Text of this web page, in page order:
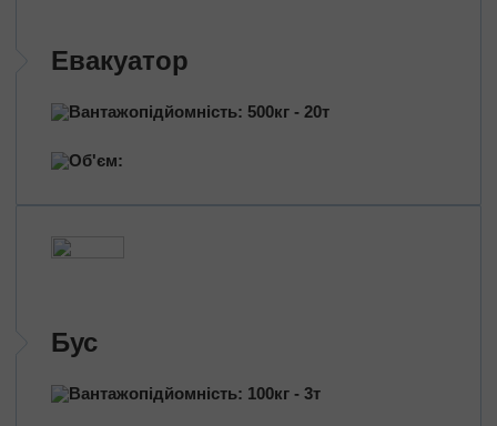
Евакуатор
Вантажопідйомність: 500кг - 20т
Об'єм:
Бус
Вантажопідйомність: 100кг - 3т